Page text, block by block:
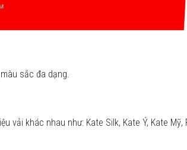
sắc đa dạng.
khác nhau như: Kate Silk, Kate Ý, Kate Mỹ,